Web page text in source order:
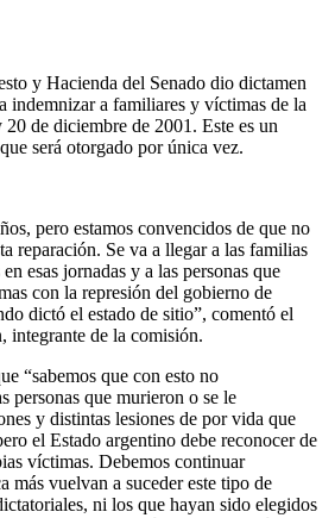
y Hacienda del Senado dio dictamen
indemnizar a familiares y víctimas de la
de diciembre de 2001. Este es un
será otorgado por única vez.
pero estamos convencidos de que no
reparación. Se va a llegar a las familias
esas jornadas y a las personas que
con la represión del gobierno de
dictó el estado de sitio”, comentó el
integrante de la comisión.
“sabemos que con esto no
personas que murieron o se le
y distintas lesiones de por vida que
el Estado argentino debe reconocer de
víctimas. Debemos continuar
más vuelvan a suceder este tipo de
ni los que hayan sido elegidos